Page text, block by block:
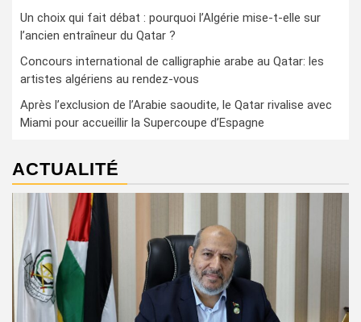
Un choix qui fait débat : pourquoi l’Algérie mise-t-elle sur
l’ancien entraîneur du Qatar ?
Concours international de calligraphie arabe au Qatar: les
artistes algériens au rendez-vous
Après l’exclusion de l’Arabie saoudite, le Qatar rivalise avec
Miami pour accueillir la Supercoupe d’Espagne
ACTUALITÉ